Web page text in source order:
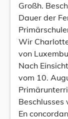
Großh.
Dauer der
Wir
von
Nach
vom 10.
Beschlusses
En